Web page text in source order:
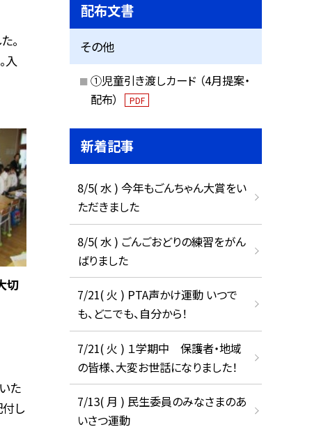
。
入
切
た
し
配布文書
その他
①児童引き渡しカード （4月提案・
配布）
PDF
新着記事
8/5( 水 ) 今年もごんちゃん大賞をい
ただきました
8/5( 水 ) ごんごおどりの練習をがん
ばりました
7/21( 火 ) PTA声かけ運動 いつで
も、どこでも、自分から！
7/21( 火 ) １学期中 保護者・地域
の皆様、大変お世話になりました！
7/13( 月 ) 民生委員のみなさまのあ
いさつ運動